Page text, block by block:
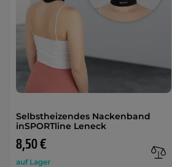
Selbstheizendes Nackenband
inSPORTline Leneck
8,50 €
auf Lager